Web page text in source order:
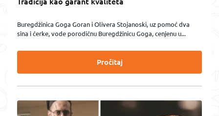
Buregdžinica Goga Goran i Olivera Stojanoski, uz pomoć dva
sina i ćerke, vode porodičnu Buregdžinicu Goga, cenjenu u...
Pročitaj